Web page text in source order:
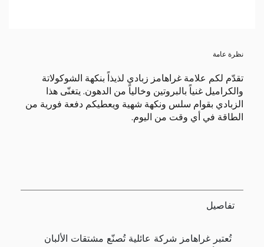
نظرة عامة
تقدّم لكم علامة غراهامز زبادي لذيذاً بنكهة الشوكولاتة
والكراميل غنياً بالبروتين وخالياً من الدهون. يتغنّى هذا
الزبادي بقوام سلس ونكهة شهية ويعطيكم دفعة فورية من
الطاقة في أي وقت من اليوم.
تفاصيل
تُعتبر غراهامز شركة عائلية تُصنّع مشتقات الألبان